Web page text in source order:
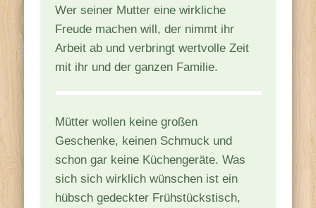
Wer seiner Mutter eine wirkliche
Freude machen will, der nimmt ihr
Arbeit ab und verbringt wertvolle Zeit
mit ihr und der ganzen Familie.
Mütter wollen keine großen
Geschenke, keinen Schmuck und
schon gar keine Küchengeräte. Was
sich sich wirklich wünschen ist ein
hübsch gedeckter Frühstückstisch,